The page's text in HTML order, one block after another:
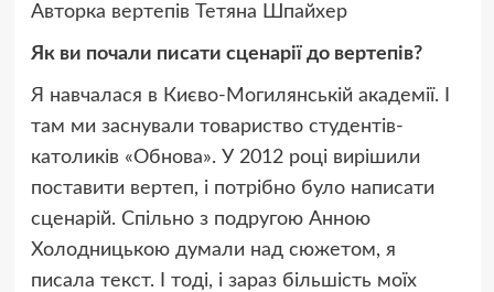
Авторка вертепів Тетяна Шпайхер
Як ви почали писати сценарії до вертепів?
Я навчалася в Києво-Могилянській академії. І
там ми заснували товариство студентів-
католиків «Обнова». У 2012 році вирішили
поставити вертеп, і потрібно було написати
сценарій. Спільно з подругою Анною
Холодницькою думали над сюжетом, я
писала текст. І тоді, і зараз більшість моїх